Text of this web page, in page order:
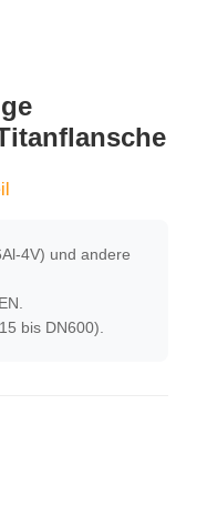
4V) und andere
bis DN600).